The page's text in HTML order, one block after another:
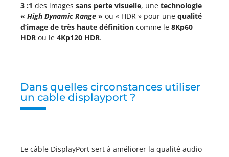
3 :1 des images sans perte visuelle, une technologie
« High Dynamic Range » ou « HDR » pour une qualité
d’image de très haute définition comme le 8Kp60
HDR ou le 4Kp120 HDR.
Dans quelles circonstances utiliser
un cable displayport ?
Le câble DisplayPort sert à améliorer la qualité audio